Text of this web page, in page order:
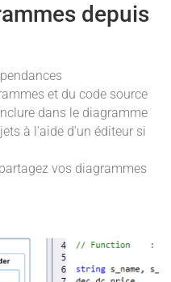
depuis
et du code source
dans le diagramme
à l'aide d'un éditeur si
vos diagrammes